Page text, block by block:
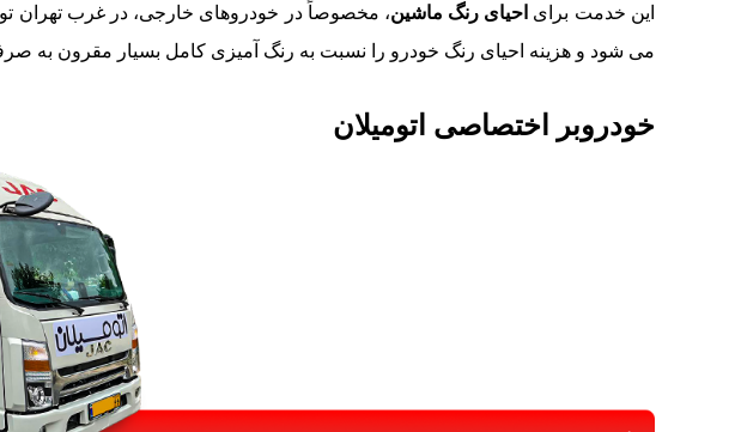
این خدمت برای احیای رنگ ماشین، مخصوصاً در خودروهای خارجی، در غرب تهران
می شود و هزینه احیای رنگ خودرو را نسبت به رنگ آمیزی کامل بسیار مقرون به
خودروبر اختصاصی اتومیلان